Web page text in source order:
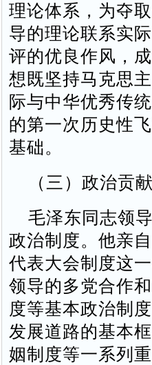
理论体系，为夺
导的理论联系实
评的优良作风，
想既坚持马克思
际与中华优秀传
的第一次历史性
基础。
（三）政治贡
毛泽东同志领
政治制度。他亲
代表大会制度这
领导的多党合作
度等基本政治制
发展道路的基本
姻制度等一系列